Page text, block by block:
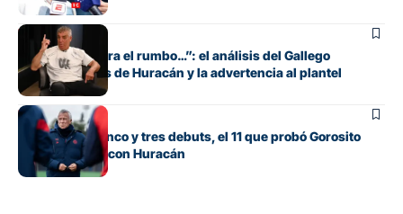
Fútbol
“Si no encuentra el rumbo…”: el análisis del Gallego
González antes de Huracán y la advertencia al plantel
Fútbol
Con línea de cinco y tres debuts, el 11 que probó Gorosito
para el clásico con Huracán